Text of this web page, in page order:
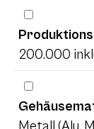
200.000